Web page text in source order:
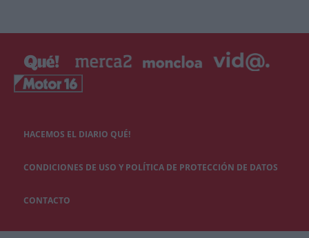
HACEMOS EL DIARIO QUÉ!
CONDICIONES DE USO Y POLÍTICA DE PROTECCIÓN DE DATOS
CONTACTO